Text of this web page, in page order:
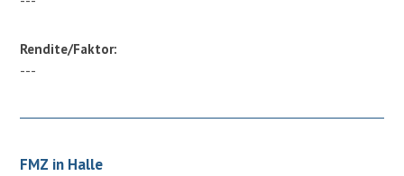
Rendite/Faktor:
---
FMZ in Halle